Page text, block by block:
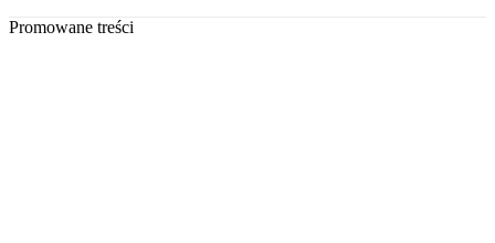
Promowane treści